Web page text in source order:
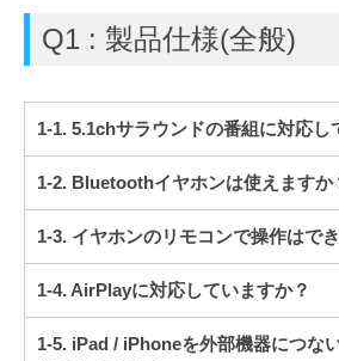
Q1 : 製品仕様(全般)
1-1. 5.1chサラウンドの番組に対応し
1-2. Bluetoothイヤホンは使えますか
1-3. イヤホンのリモコンで操作はで
1-4. AirPlayに対応していますか？
1-5. iPad / iPhoneを外部機器につな